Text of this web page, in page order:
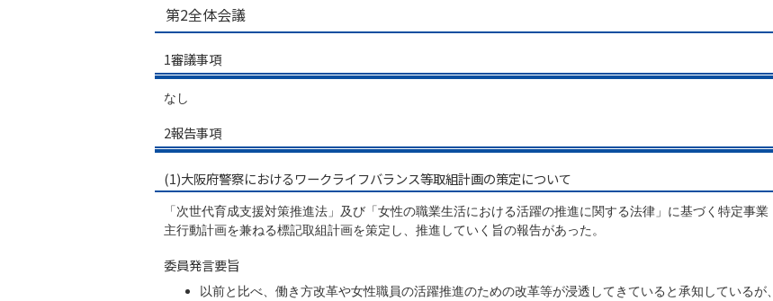
第2全体会議
1審議事項
なし
2報告事項
(1)大阪府警察におけるワークライフバランス等取組計画の策定について
「次世代育成支援対策推進法」及び「女性の職業生活における活躍の推進に関する法律」に基づく特定事業
主行動計画を兼ねる標記取組計画を策定し、推進していく旨の報告があった。
委員発言要旨
以前と比べ、働き方改革や女性職員の活躍推進のための改革等が浸透してきていると承知しているが、